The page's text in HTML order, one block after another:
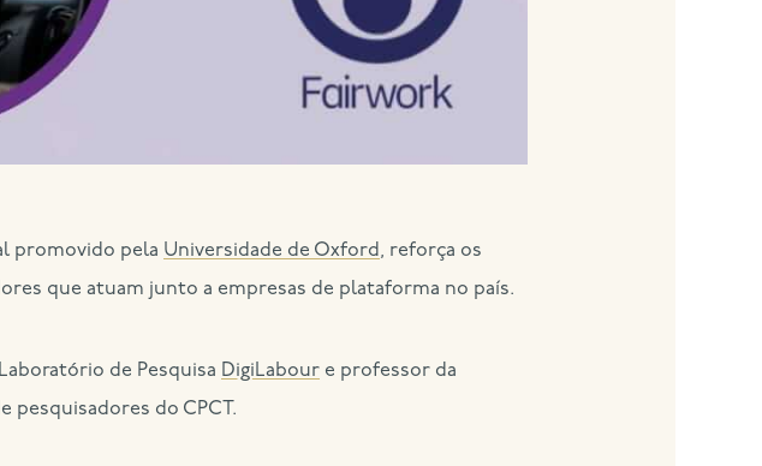
promovido pela Universidade de Oxford, reforça os
que atuam junto a empresas de plataforma no país.
de Pesquisa DigiLaboure professor da
pesquisadores do CPCT.